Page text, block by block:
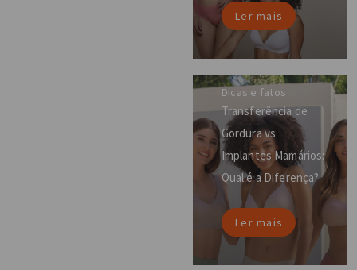
Ler mais
Dicas e fatos
Transferência de
Gordura vs
Implantes Mamários:
Qual é a Diferença?
Ler mais